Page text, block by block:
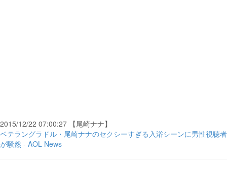
2015/12/22 07:00:27 【尾崎ナナ】
ベテラングラドル・尾崎ナナのセクシーすぎる入浴シーンに男性視聴者
が騒然 - AOL News